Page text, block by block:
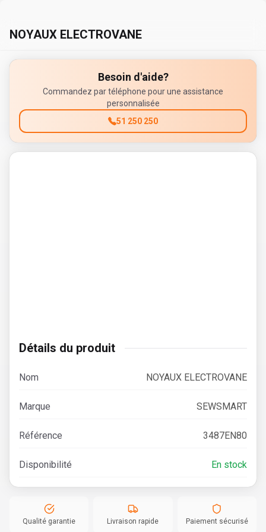
NOYAUX ELECTROVANE
Besoin d'aide?
Commandez par téléphone pour une assistance
personnalisée
51 250 250
Détails du produit
Nom NOYAUX ELECTROVANE
Marque SEWSMART
Référence 3487EN80
Disponibilité En stock
Qualité garantie Livraison rapide Paiement sécurisé